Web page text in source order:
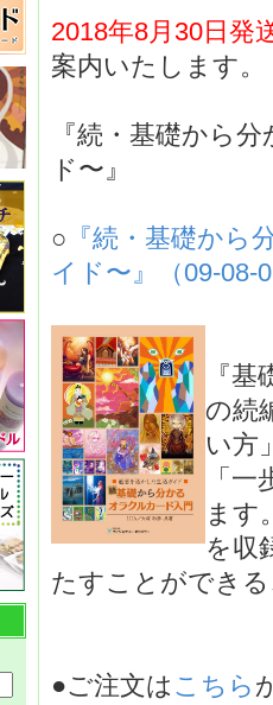
2018年8月30日発
案内いたします。
『続・基礎から
ド〜』
○ 『続・基礎か
イド〜』（09-08-
『
の続
い方
「
ます
を収
たすことができ
●ご注文は こちら